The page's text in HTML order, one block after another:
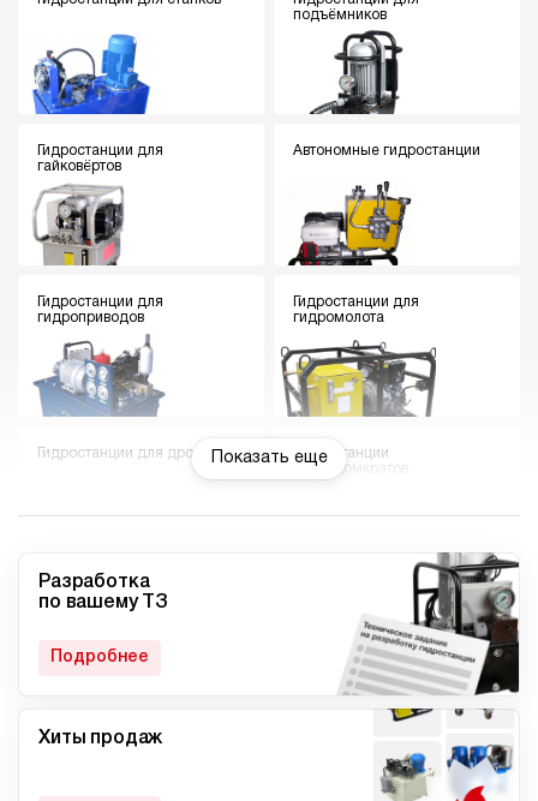
подъёмников
Гидростанции для
гайковёртов
Автономные гидростанции
Гидростанции для
гидроприводов
Гидростанции для
гидромолота
Гидростанции для дровокола
Гидростанции
гидродомкратов
Гидростанции для токарного
Мини гидростанции
Компактные гидростанции
Показать еще
Разработка
по вашему ТЗ
Подробнее
Хиты продаж